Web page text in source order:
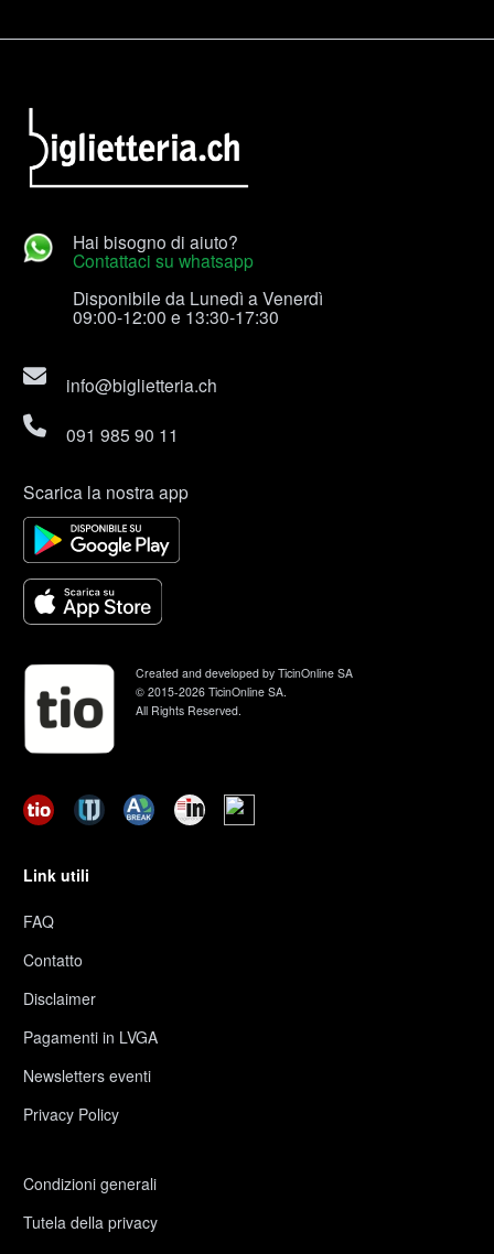
Hai bisogno di aiuto?
Contattaci su whatsapp
Disponibile da Lunedì a Venerdì
09:00-12:00 e 13:30-17:30
info@biglietteria.ch
091 985 90 11
Scarica la nostra app
Created and developed by TicinOnline SA
© 2015-2026 TicinOnline SA.
All Rights Reserved.
Link utili
FAQ
Contatto
Disclaimer
Pagamenti in LVGA
Newsletters eventi
Privacy Policy
Condizioni generali
Tutela della privacy